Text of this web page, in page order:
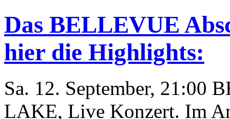
Das BELLEVUE
hier die Highlights:
Sa. 12. September, 21:00
LAKE, Live Konzert. Im